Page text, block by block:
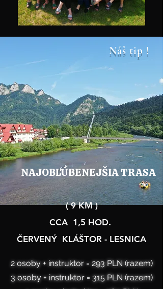
Náš tip !
NAJOBĽÚBENEJŠIA TRASA
( 9 KM )
CCA 1,5 HOD.
ČERVENÝ KLÁŠTOR - LESNICA
2 osoby + instruktor = 293 PLN (razem)
3 osoby + instruktor = 315 PLN (razem)